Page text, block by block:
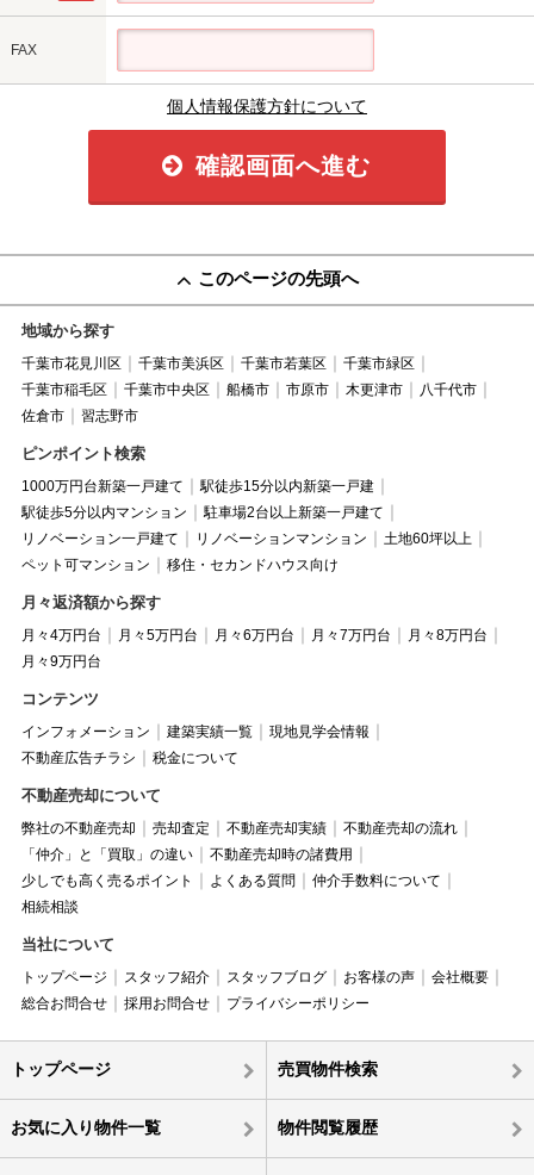
FAX
個人情報保護方針について
確認画面へ進む
このページの先頭へ
地域から探す
千葉市花見川区 千葉市美浜区 千葉市若葉区
千葉市緑区
千葉市稲毛区
千葉市中央区 船橋市 市原市 木更津市
八千代市
佐倉市
習志野市
ピンポイント検索
1000万円台新築一戸建て
駅徒歩15分以内新築一戸建
駅徒歩5分以内マンション
駐車場2台以上新築一戸建て
リノベーション一戸建て
リノベーションマンション
土地60坪以上
ペット可マンション
移住・セカンドハウス向け
月々返済額から探す
月々4万円台 月々5万円台 月々6万円台 月々7万円台
月々8万円台
月々9万円台
コンテンツ
インフォメーション 建築実績一覧
現地見学会情報
不動産広告チラシ
税金について
不動産売却について
弊社の不動産売却 売却査定 不動産売却実績
不動産売却の流れ
「仲介」と「買取」の違い
不動産売却時の諸費用
少しでも高く売るポイント
よくある質問
仲介手数料について
相続相談
当社について
トップページ スタッフ紹介 スタッフブログ お客様の声
会社概要
総合お問合せ
採用お問合せ プライバシーポリシー
トップページ 売買物件検索
お気に入り物件一覧 物件閲覧履歴